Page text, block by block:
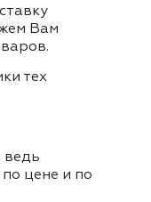
Вам
тех
ведь
цене и по